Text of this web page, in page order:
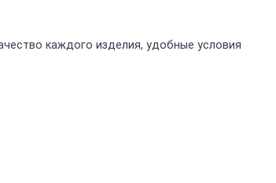
каждого изделия, удобные условия